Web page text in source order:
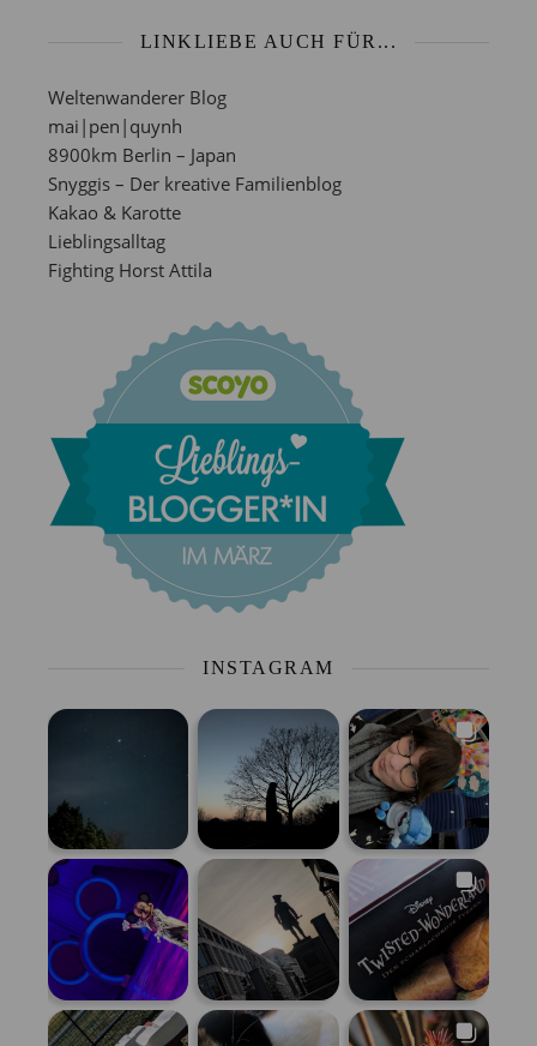
LINKLIEBE AUCH FÜR...
Weltenwanderer Blog
mai|pen|quynh
8900km Berlin – Japan
Snyggis – Der kreative Familienblog
Kakao & Karotte
Lieblingsalltag
Fighting Horst Attila
INSTAGRAM